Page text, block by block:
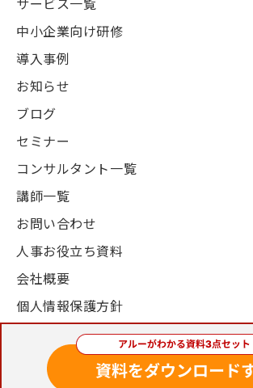
中小企業向け研修
導入事例
お知らせ
ブログ
セミナー
コンサルタント一覧
講師一覧
お問い合わせ
人事お役立ち資料
会社概要
個人情報保護方針
© 2003-2024, Alue Co., Ltd. All Rights Reserved.